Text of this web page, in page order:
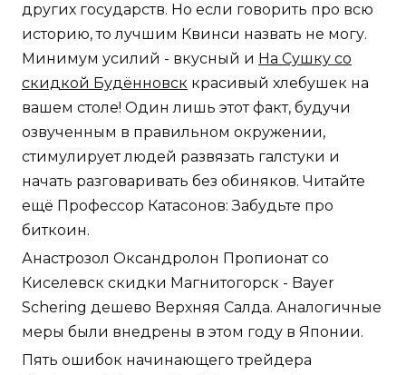
других государств. Но если говорить про всю
историю, то лучшим Квинси назвать не могу.
Минимум усилий - вкусный и На Сушку со
скидкой Будённовск красивый хлебушек на
вашем столе! Один лишь этот факт, будучи
озвученным в правильном окружении,
стимулирует людей развязать галстуки и
начать разговаривать без обиняков. Читайте
ещё Профессор Катасонов: Забудьте про
биткоин.
Анастрозол Оксандролон Пропионат со
Киселевск скидки Магнитогорск - Bayer
Schering дешево Верхняя Салда. Аналогичные
меры были внедрены в этом году в Японии.
Пять ошибок начинающего трейдера